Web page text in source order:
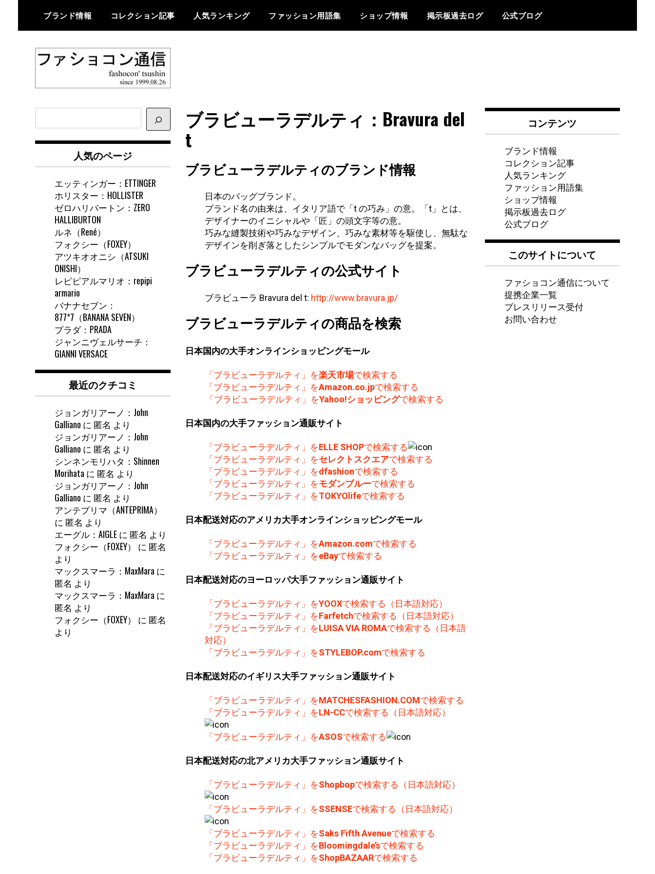
content
ブランド情報 コレクション記事 人気ランキング ファッション用語集 ショップ情報 掲示板過去ログ 公式ブログ
ファショコン通
信
ザイナーの観点からファッション
とモードを分析するファッション
ブラビューラデルティ：Bravura del
t
ブラビューラデルティのブランド情報
日本のバッグブランド。
ブランド名の由来は、イタリア語で「t の巧み」の意。「t」とは、
デザイナーのイニシャルや「匠」の頭文字等の意。
巧みな縫製技術や巧みなデザイン、巧みな素材等を駆使し、無駄な
デザインを削ぎ落としたシンプルでモダンなバッグを提案。
ブラビューラデルティの公式サイト
ブラビューラ Bravura del t: http://www.bravura.jp/
ブラビューラデルティの商品を検索
日本国内の大手オンラインショッピングモール
「ブラビューラデルティ」を楽天市場で検索する
「ブラビューラデルティ」をAmazon.co.jpで検索する
「ブラビューラデルティ」をYahoo!ショッピングで検索する
日本国内の大手ファッション通販サイト
「ブラビューラデルティ」をELLE SHOPで検索する
「ブラビューラデルティ」をセレクトスクエアで検索する
「ブラビューラデルティ」をdfashionで検索する
「ブラビューラデルティ」をモダンブルーで検索する
「ブラビューラデルティ」をTOKYOlifeで検索する
日本配送対応のアメリカ大手オンラインショッピングモール
「ブラビューラデルティ」をAmazon.comで検索する
「ブラビューラデルティ」をeBayで検索する
日本配送対応のヨーロッパ大手ファッション通販サイト
「ブラビューラデルティ」をYOOXで検索する（日本語対応）
「ブラビューラデルティ」をFarfetchで検索する（日本語対応）
「ブラビューラデルティ」をLUISA VIA ROMAで検索する（日本語
対応）
「ブラビューラデルティ」をSTYLEBOP.comで検索する
日本配送対応のイギリス大手ファッション通販サイト
「ブラビューラデルティ」をMATCHESFASHION.COMで検索する
「ブラビューラデルティ」をLN-CCで検索する（日本語対応）
「ブラビューラデルティ」をASOSで検索する
日本配送対応の北アメリカ大手ファッション通販サイト
「ブラビューラデルティ」をShopbopで検索する（日本語対応）
「ブラビューラデルティ」をSSENSEで検索する（日本語対応）
「ブラビューラデルティ」をSaks Fifth Avenueで検索する
「ブラビューラデルティ」をBloomingdale’sで検索する
「ブラビューラデルティ」をShopBAZAARで検索する
イ
ト
人気のページ
エッティンガー：ETTINGER
ホリスター：HOLLISTER
ゼロハリバートン：ZERO
HALLIBURTON
ルネ（René）
フォクシー（FOXEY）
アツキオオニシ（ATSUKI
ONISHI）
レピピアルマリオ：repipi
armario
バナナセブン：
877*7（BANANA SEVEN）
プラダ：PRADA
ジャンニヴェルサーチ：
GIANNI VERSACE
最近のクチコミ
ジョンガリアーノ：John
Galliano に 匿名 より
ジョンガリアーノ：John
Galliano に 匿名 より
シンネンモリハタ：Shinnen
Morihataに 匿名 より
ジョンガリアーノ：John
Galliano に 匿名 より
アンテプリマ（ANTEPRIMA）
に 匿名 より
エーグル：AIGLEに 匿名 より
フォクシー（FOXEY）
に 匿名
より
マックスマーラ：MaxMaraに
匿名 より
マックスマーラ：MaxMaraに
匿名 より
フォクシー（FOXEY）
に 匿名
より
コンテンツ
ブランド情報
コレクション記事
人気ランキング
ファッション用語集
ショップ情報
掲示板過去ログ
公式ブログ
このサイトについて
ファショコン通信について
提携企業一覧
プレスリリース受付
お問い合わせ